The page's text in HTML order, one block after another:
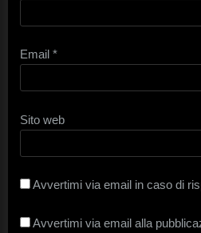
Email *
Sito web
Avvertimi via email in caso di
Avvertimi via email alla